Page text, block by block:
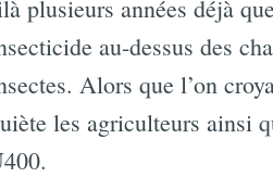
plusieurs années déjà
au-dessus des
Alors que l’on
les agriculteurs ainsi